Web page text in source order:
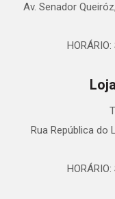
Av. Senador
Rua República do